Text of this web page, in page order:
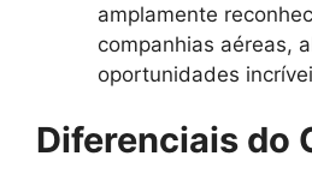
amplamente
companhias aéreas,
oportunidades
Diferenciais do